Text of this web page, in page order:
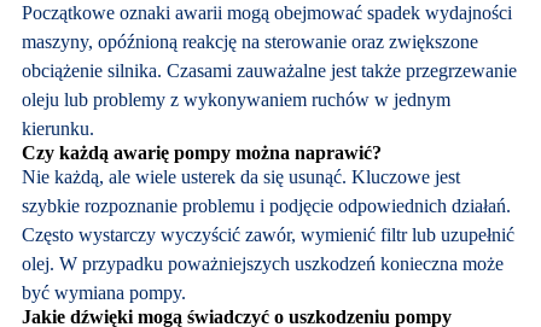
Początkowe oznaki awarii mogą obejmować spadek wydajności
maszyny, opóźnioną reakcję na sterowanie oraz zwiększone
obciążenie silnika. Czasami zauważalne jest także przegrzewanie
oleju lub problemy z wykonywaniem ruchów w jednym
kierunku.
Czy każdą awarię pompy można naprawić?
Nie każdą, ale wiele usterek da się usunąć. Kluczowe jest
szybkie rozpoznanie problemu i podjęcie odpowiednich działań.
Często wystarczy wyczyścić zawór, wymienić filtr lub uzupełnić
olej. W przypadku poważniejszych uszkodzeń konieczna może
być wymiana pompy.
Jakie dźwięki mogą świadczyć o uszkodzeniu pompy